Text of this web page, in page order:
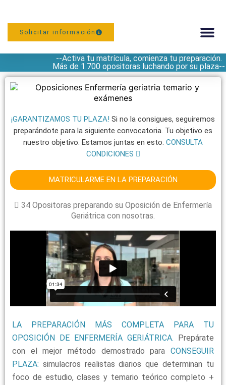
Solicitar información
--Activa tu matrícula, comienza tu preparación.
Más de 1.700 opositoras luchando por su plaza--
¡GARANTIZAMOS TU PLAZA! Si no la consigues, seguiremos
preparándote para la siguiente convocatoria. Tu objetivo es
nuestro objetivo. Estamos juntas en esto. CONSULTA
CONDICIONES
MATRICULARME EN LA PREPARACIÓN
34 Opositoras preparando su Oposición de Enfermería
Geriátrica con nosotras.
LA PREPARACIÓN MÁS COMPLETA PARA TU
OPOSICIÓN DE ENFERMERÍA GERIÁTRICA. Prepárate
con el mejor método demostrado para CONSEGUIR
PLAZA: simulacros realistas diarios que determinan tu
foco de estudio, clases y temario teórico completo +